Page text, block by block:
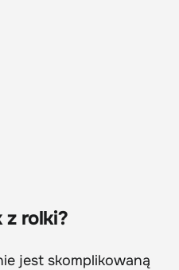
z rolki?
jest skomplikowaną